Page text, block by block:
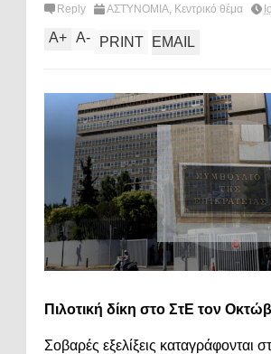
Reply ΑΣΤΥΝΟΜΙΑ, Κεντρικό θέμα
A+ A- PRINT EMAIL
Πιλοτική δίκη στο ΣτΕ τον
Σοβαρές εξελίξεις καταγράφονται